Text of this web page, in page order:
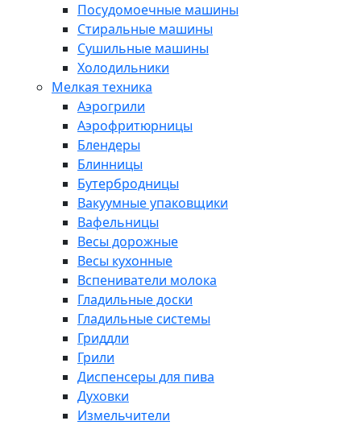
Посудомоечные машины
Стиральные машины
Сушильные машины
Холодильники
Мелкая техника
Аэрогрили
Аэрофритюрницы
Блендеры
Блинницы
Бутербродницы
Вакуумные упаковщики
Вафельницы
Весы дорожные
Весы кухонные
Вспениватели молока
Гладильные доски
Гладильные системы
Гриддли
Грили
Диспенсеры для пива
Духовки
Измельчители